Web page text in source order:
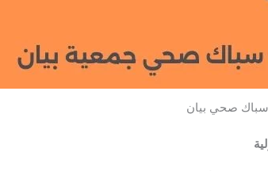
سباك صحي بيان